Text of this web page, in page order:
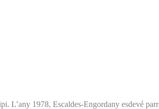
1978, Escaldes-Engordany esdevé